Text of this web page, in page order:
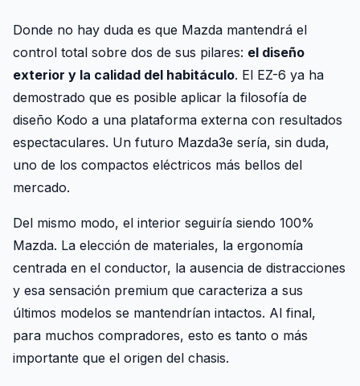
Donde no hay duda es que Mazda mantendrá el
control total sobre dos de sus pilares: el diseño
exterior y la calidad del habitáculo. El EZ-6 ya ha
demostrado que es posible aplicar la filosofía de
diseño Kodo a una plataforma externa con resultados
espectaculares. Un futuro Mazda3e sería, sin duda,
uno de los compactos eléctricos más bellos del
mercado.
Del mismo modo, el interior seguiría siendo 100%
Mazda. La elección de materiales, la ergonomía
centrada en el conductor, la ausencia de distracciones
y esa sensación premium que caracteriza a sus
últimos modelos se mantendrían intactos. Al final,
para muchos compradores, esto es tanto o más
importante que el origen del chasis.